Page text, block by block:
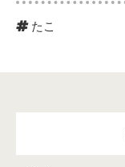
たこ